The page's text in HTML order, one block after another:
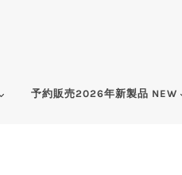
予約販売2026年新製品 NEW